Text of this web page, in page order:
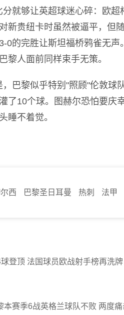
够让英超球迷心碎：欧超
新贵纽卡时虽然被逼平，但
0的完胜让斯坦福桥鸦雀无
黎人面前同样束手无策。
黎似乎特别"照顾"伦敦球
了10个球。图赫尔恐怕要庆
睡不着觉。
西 巴黎圣日耳曼 热刺 法甲
登顶 法国球员欧战射手榜再洗牌
本赛季6战英格兰球队不败 两度痛